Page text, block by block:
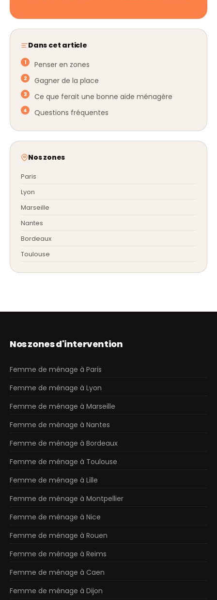
Dans cet article
Penser en zones
Gagner de la place
Ce que ferait une bonne aide ménagère
Questions fréquentes
Nos zones
Paris
Lyon
Marseille
Nantes
Bordeaux
Toulouse
Nos zones d'intervention
Femme de ménage à Paris
Femme de ménage à Lyon
Femme de ménage à Marseille
Femme de ménage à Nantes
Femme de ménage à Bordeaux
Femme de ménage à Toulouse
Femme de ménage à Lille
Femme de ménage à Montpellier
Femme de ménage à Nice
Femme de ménage à Rouen
Femme de ménage à Reims
Femme de ménage à Caen
Femme de ménage à Dijon